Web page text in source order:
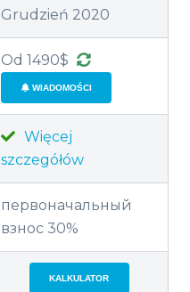
Grudzień 2020
Od 1490$
WIADOMOŚCI
Więcej
szczegółów
первоначальный
взнос 30%
KALKULATOR